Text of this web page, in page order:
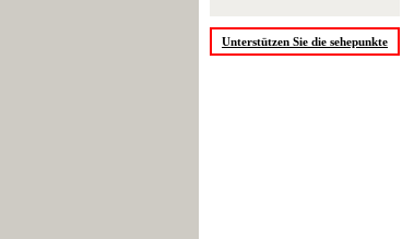
Unterstützen Sie die sehepunkte